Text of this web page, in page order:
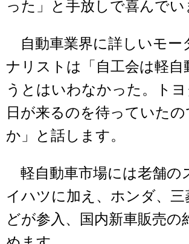
った」と手放しで喜んでい
自動車業界に詳しいモー
ナリストは「自工会は軽自
うとはいわなかった。ト
日が来るのを待っていた
か」と話します。
軽自動車市場には老舗の
イハツに加え、ホンダ、三
どが参入、国内新車販売の